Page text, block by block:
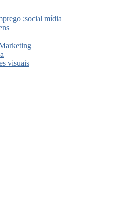
;social mídia
visuais